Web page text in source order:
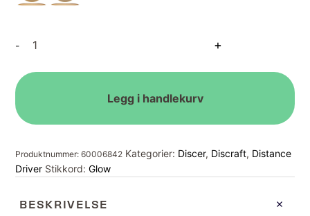
-
Hades
+
Legg i handlekurv
Produktnummer:60006842 Kategorier: Discer, Discraft, Distance
Driver Stikkord:Glow
BESKRIVELSE